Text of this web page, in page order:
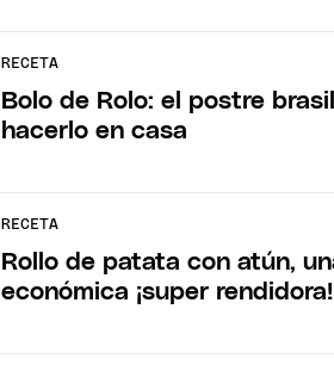
RECETA
Bolo de Rolo: el postre
hacerlo en casa
RECETA
Rollo de patata con atún,
económica ¡super rendidora!